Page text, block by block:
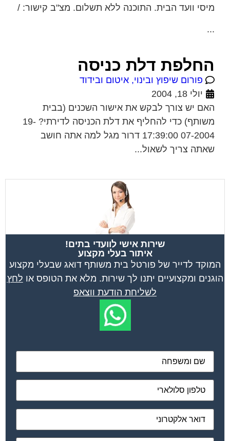
מיסי וועד הבית. התוכנה ללא תשלום. מצ"ב קישור: /
...
החלפת דלת כניסה
פורום שיפוץ ובינוי, איטום ובידוד
יולי 18, 2004
האם יש צורך לבקש את אישור השכנים (בבית
משותף) כדי להחליף את דלת הכניסה לדירתי? 19-
07-2004 17:39:00 דרור מגל למה אתה חושב
שאתה צריך לשאול...
שירות אישי לוועדי בתים!
איתור בעלי מקצוע
המוקד לדייר של פורטל בית משותף דואג שבעלי מקצוע
הוגנים ומקצועיים יתנו לך שירות. מלא את הטופס או לחץ
לשליחת הודעת ווצאפ